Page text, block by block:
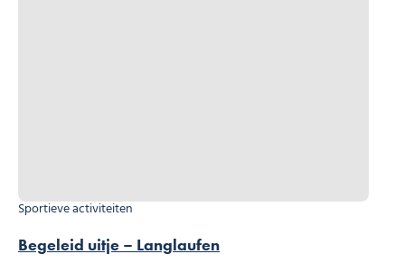
Begeleid uitje – Langlaufen
Sportieve activiteiten